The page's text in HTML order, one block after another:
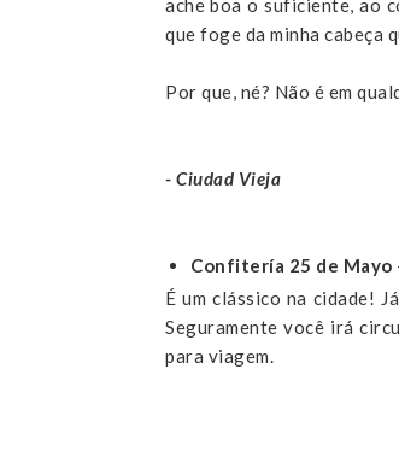
ache boa o suficiente, ao
que foge da minha cabeça
Por que, né? Não é em
- Ciudad Vieja
Confitería 25 de Mayo
É um clássico na cidade!
Seguramente você irá
para viagem.